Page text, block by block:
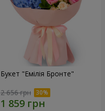
Букет "Емілія Бронте"
2 656 грн